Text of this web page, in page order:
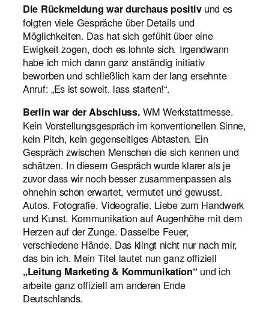
Die Rückmeldung war durchaus positivund es
folgten viele Gespräche über Details und
Möglichkeiten. Das hat sich gefühlt über eine
Ewigkeit zogen, doch es lohnte sich. Irgendwann
habe ich mich dann ganz anständig initiativ
beworben und schließlich kam der lang ersehnte
Anruf: „Es ist soweit, lass starten!“.
Berlin war der Abschluss. WM Werkstattmesse.
Kein Vorstellungsgespräch im konventionellen Sinne,
kein Pitch, kein gegenseitiges Abtasten. Ein
Gespräch zwischen Menschen die sich kennen und
schätzen. In diesem Gespräch wurde klarer als je
zuvor dass wir noch besser zusammenpassen als
ohnehin schon erwartet, vermutet und gewusst.
Autos. Fotografie. Videografie. Liebe zum Handwerk
und Kunst. Kommunikation auf Augenhöhe mit dem
Herzen auf der Zunge. Dasselbe Feuer,
verschiedene Hände. Das klingt nicht nur nach mir,
das bin ich. Mein Titel lautet nun ganz offiziell
„Leitung Marketing & Kommunikation“ und ich
arbeite ganz offiziell am anderen Ende
Deutschlands.